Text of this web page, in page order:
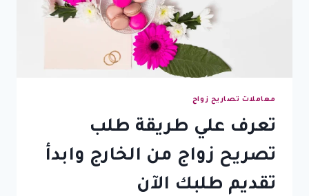
تصريح
زواج
معاملات تصاريح زواج
تعرف علي طريقة طلب
تصريح زواج من الخارج وابدأ
تقديم طلبك الآن